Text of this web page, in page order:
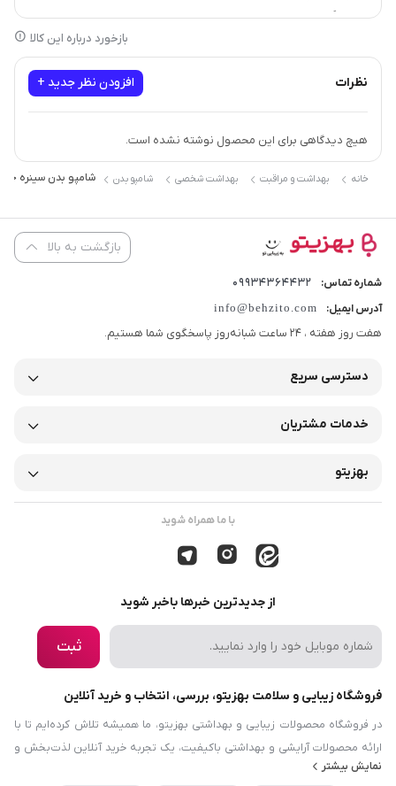
سازگار با انواع پوست
بازخورد درباره این کالا
نظرات افزودن نظر جدید +
هیچ دیدگاهی برای این محصول نوشته نشده است.
خانه بهداشت و مراقبت بهداشت شخصی شامپو بدن شامپو بدن سینره حاوی روغن
بازگشت به بالا
شماره تماس: 09934364432
آدرس ایمیل: info@behzito.com
هفت روز هفته ، 24 ساعت شبانه‌روز پاسخگوی شما هستیم.
دسترسی سریع
خدمات مشتریان
بهزیتو
با ما همراه شوید
از جدیدترین خبرها باخبر شوید
ثبت
فروشگاه زیبایی و سلامت بهزیتو، بررسی، انتخاب و خرید آنلاین
در فروشگاه محصولات زیبایی و بهداشتی بهزیتو، ما همیشه تلاش کرده‌ایم تا با
ارائه محصولات آرایشی و بهداشتی باکیفیت، یک تجربه خرید آنلاین لذت‌بخش و
رضایت‌بخش را برایتان فراهم کنیم. هدف ما این است که نیازها و دانش مرتبط با
نمایش بیشتر